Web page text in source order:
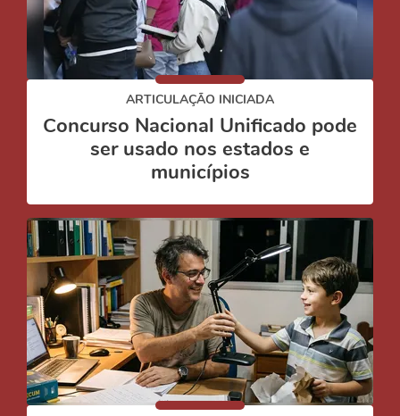
ARTICULAÇÃO INICIADA
Concurso Nacional Unificado pode
ser usado nos estados e
municípios